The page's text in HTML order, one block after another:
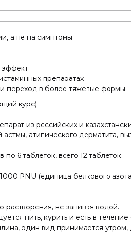
а не на симптомы
эффект
препаратах
переход в более тяжёлые формы
курс)
из российских и
атипического дерматита,
6 таблеток, всего 12 таблеток.
PNU (единица белкового
растворения, не запивая водой.
пить, курить и есть в течение
один вид принимается